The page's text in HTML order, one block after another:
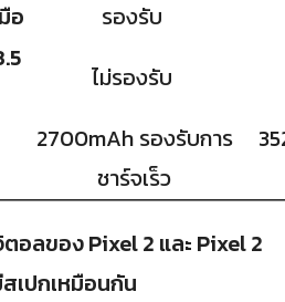
อ
รองรับ
ไม่รองรับ
2700mAh รองรับการ
ชาร์จเร็ว
อลของ Pixel 2 และ Pixel 2
เปกเหมือนกัน